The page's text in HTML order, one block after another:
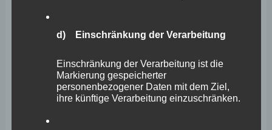
Umsetzbarkeit
d) Einschränkung der Verarbeitung
Einschränkung der Verarbeitung ist die
Markierung gespeicherter
personenbezogener Daten mit dem Ziel,
ihre künftige Verarbeitung einzuschränken.